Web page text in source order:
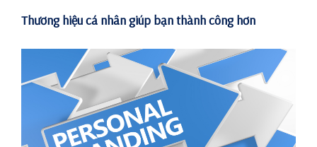
Thương hiệu cá nhân giúp bạn thành công hơn